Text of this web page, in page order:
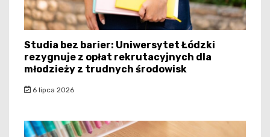
Studia bez barier: Uniwersytet Łódzki
rezygnuje z opłat rekrutacyjnych dla
młodzieży z trudnych środowisk
6 lipca 2026